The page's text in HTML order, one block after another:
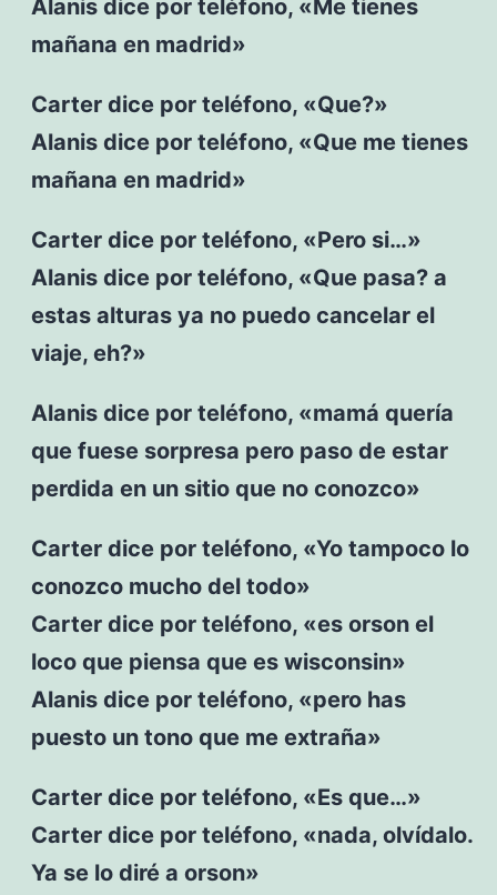
Alanis dice por teléfono, «Me tienes
mañana en madrid»
Carter dice por teléfono, «Que?»
Alanis dice por teléfono, «Que me tienes
mañana en madrid»
Carter dice por teléfono, «Pero si…»
Alanis dice por teléfono, «Que pasa? a
estas alturas ya no puedo cancelar el
viaje, eh?»
Alanis dice por teléfono, «mamá quería
que fuese sorpresa pero paso de estar
perdida en un sitio que no conozco»
Carter dice por teléfono, «Yo tampoco lo
conozco mucho del todo»
Carter dice por teléfono, «es orson el
loco que piensa que es wisconsin»
Alanis dice por teléfono, «pero has
puesto un tono que me extraña»
Carter dice por teléfono, «Es que…»
Carter dice por teléfono, «nada, olvídalo.
Ya se lo diré a orson»